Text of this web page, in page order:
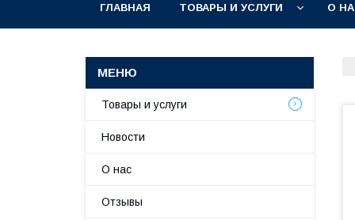
ГЛАВНАЯ ТОВАРЫ И УСЛУГИ О
Товары и услуги
Новости
О нас
Отзывы